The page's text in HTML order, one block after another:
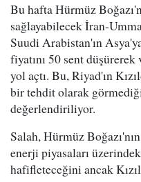
Bu hafta Hürmüz
sağlayabilecek İran-
Suudi Arabistan'ın
fiyatını 50 sent
yol açtı. Bu, Riyad'ın
bir tehdit olarak
değerlendiriliyor.
Salah, Hürmüz
enerji piyasaları
hafifleteceğini ancak